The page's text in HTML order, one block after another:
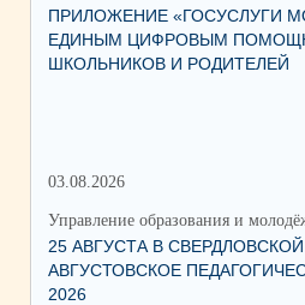
ПРИЛОЖЕНИЕ «ГОСУСЛУГИ
ЕДИНЫМ ЦИФРОВЫМ
ШКОЛЬНИКОВ И РОДИТЕЛЕЙ
03.08.2026
Управление образования и
25 АВГУСТА В
АВГУСТОВСКОЕ
2026